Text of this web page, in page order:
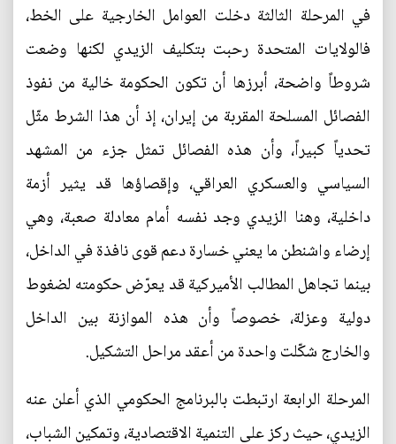
في المرحلة الثالثة دخلت العوامل الخارجية على الخط،
فالولايات المتحدة رحبت بتكليف الزيدي لكنها وضعت
شروطاً واضحة، أبرزها أن تكون الحكومة خالية من نفوذ
الفصائل المسلحة المقربة من إيران، إذ أن هذا الشرط مثّل
تحدياً كبيراً، وأن هذه الفصائل تمثل جزء من المشهد
السياسي والعسكري العراقي، وإقصاؤها قد يثير أزمة
داخلية، وهنا الزيدي وجد نفسه أمام معادلة صعبة، وهي
إرضاء واشنطن ما يعني خسارة دعم قوى نافذة في الداخل،
بينما تجاهل المطالب الأميركية قد يعرّض حكومته لضغوط
دولية وعزلة، خصوصاً وأن هذه الموازنة بين الداخل
والخارج شكّلت واحدة من أعقد مراحل التشكيل.
المرحلة الرابعة ارتبطت بالبرنامج الحكومي الذي أعلن عنه
الزيدي، حيث ركز على التنمية الاقتصادية، وتمكين الشباب،